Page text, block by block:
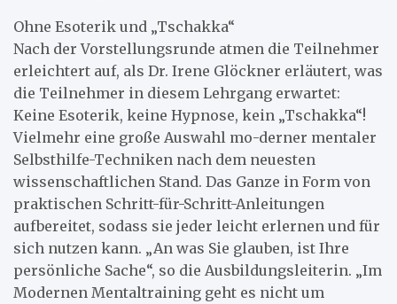
Ohne Esoterik und „Tschakka“
Nach der Vorstellungsrunde atmen die Teilnehmer
erleichtert auf, als Dr. Irene Glöckner erläutert, was
die Teilnehmer in diesem Lehrgang erwartet:
Keine Esoterik, keine Hypnose, kein „Tschakka“!
Vielmehr eine große Auswahl mo-derner mentaler
Selbsthilfe-Techniken nach dem neuesten
wissenschaftlichen Stand. Das Ganze in Form von
praktischen Schritt-für-Schritt-Anleitungen
aufbereitet, sodass sie jeder leicht erlernen und für
sich nutzen kann. „An was Sie glauben, ist Ihre
persönliche Sache“, so die Ausbildungsleiterin. „Im
Modernen Mentaltraining geht es nicht um